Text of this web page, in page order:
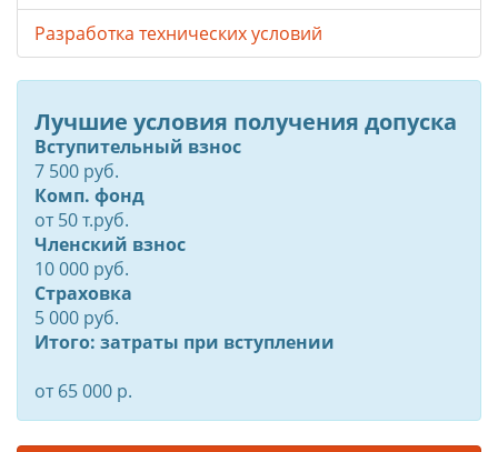
Разработка технических условий
Лучшие условия получения допуска
Вступительный взнос
7 500 руб.
Комп. фонд
от50т.руб.
Членский взнос
10 000 руб.
Страховка
5 000 руб.
Итого: затраты при вступлении
от 65 000 р.